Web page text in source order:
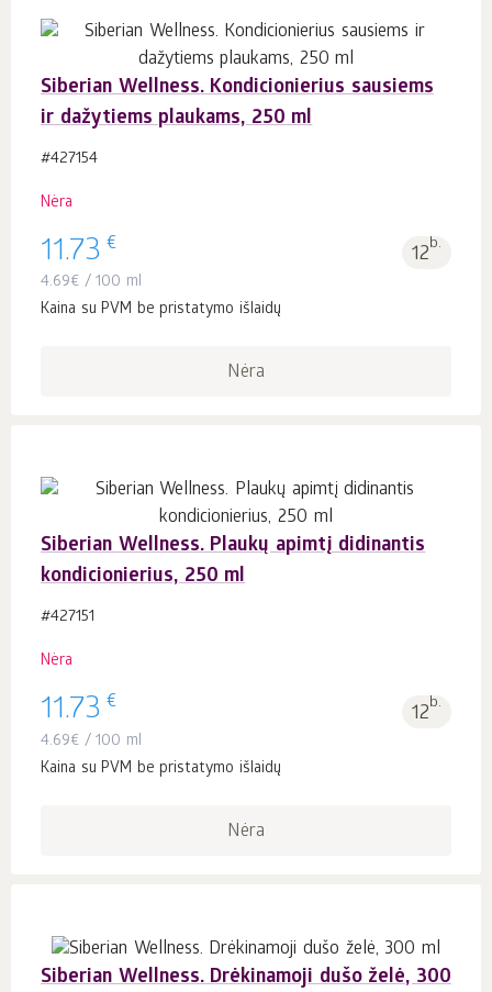
Siberian Wellness. Kondicionierius sausiems
ir dažytiems plaukams, 250 ml
#427154
Nėra
11.73 € 12b.
4.69€ / 100 ml
Kaina su PVM be pristatymo išlaidų
Nėra
Siberian Wellness. Plaukų apimtį didinantis
kondicionierius, 250 ml
#427151
Nėra
11.73 € 12b.
4.69€ / 100 ml
Kaina su PVM be pristatymo išlaidų
Nėra
Siberian Wellness. Drėkinamoji dušo želė, 300